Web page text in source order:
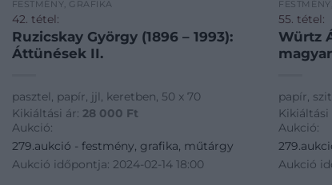
FESTMÉNY, GRAFIKA
42. tétel:
Ruzicskay György (1896 – 1993):
Áttünések II.
pasztel, papír, jjl, keretben, 50 x 70
Kikiáltási ár: 28 000 Ft
Aukció:
279.aukció - festmény, grafika, műtárgy
Aukció időpontja: 2024-02-14 18:00
55. tétel:
Würtz Ádám
papír,
Kikiáltási
Aukció:
Aukció